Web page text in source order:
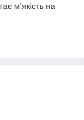
м'якість на